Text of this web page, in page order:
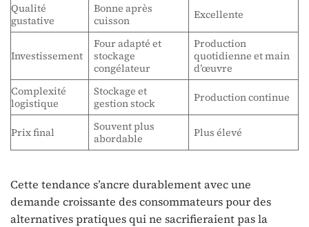
Qualité
gustative
Bonne après
cuisson
Excellente
Investissement
Four adapté et
stockage
congélateur
Production
quotidienne et main
d’œuvre
Complexité
logistique
Stockage et
gestion stock
Production continue
Prix final
Souvent plus
abordable
Plus élevé
Cette tendance s’ancre durablement avec une
demande croissante des consommateurs pour des
alternatives pratiques qui ne sacrifieraient pas la